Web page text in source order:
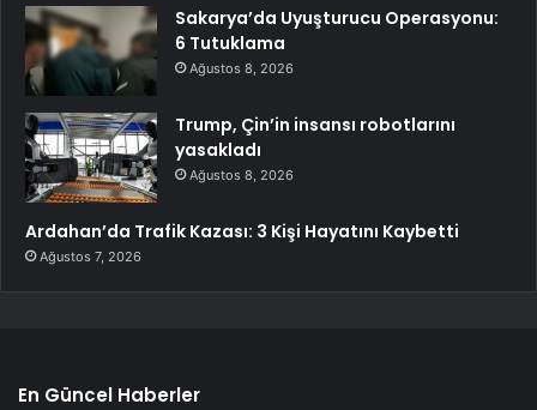
Sakarya’da Uyuşturucu Operasyonu:
6 Tutuklama
Ağustos 8, 2026
Trump, Çin’in insansı robotlarını
yasakladı
Ağustos 8, 2026
Ardahan’da Trafik Kazası: 3 Kişi Hayatını Kaybetti
Ağustos 7, 2026
En Güncel Haberler